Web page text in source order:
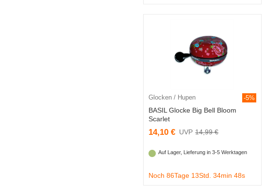
Glocken / Hupen -5%
BASIL Glocke Big Bell Bloom
Scarlet
14,10 € 14,99 €
Auf Lager, Lieferung in 3-5 Werktagen
Noch 86Tage 13Std. 34min 47s